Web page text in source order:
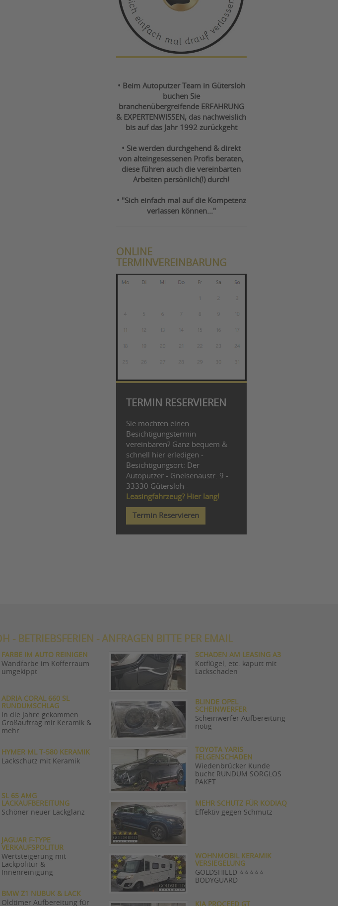
• Beim Autoputzer Team in Gütersloh
buchen Sie
branchenübergreifende ERFAHRUNG
& EXPERTENWISSEN, das nachweislich
bis auf das Jahr 1992 zurückgeht
• Sie werden durchgehend & direkt
von alteingesessenen Profis beraten,
diese führen auch die vereinbarten
Arbeiten persönlich(!) durch!
• "Sich einfach mal auf die Kompetenz
verlassen können..."
ONLINE
TERMINVEREINBARUNG
TERMIN RESERVIEREN
Sie möchten einen
Besichtigungstermin
vereinbaren? Ganz bequem &
schnell hier erledigen -
Besichtigungsort: Der
Autoputzer - Gneisenaustr. 9 -
33330 Gütersloh -
Leasingfahrzeug? Hier lang!
Termin Reservieren
- BETRIEBSFERIEN - ANFRAGEN BITTE PER EMAIL
FARBE IM AUTO REINIGEN
Wandfarbe im Kofferraum
umgekippt
ADRIA CORAL 660 SL
RUNDUMSCHLAG
In die Jahre gekommen:
Großauftrag mit Keramik &
mehr
HYMER ML T-580 KERAMIK
Lackschutz mit Keramik
SL 65 AMG
LACKAUFBEREITUNG
Schöner neuer Lackglanz
JAGUAR F-TYPE
VERKAUFSPOLITUR
Wertsteigerung mit
Lackpolitur &
Innenreinigung
BMW Z1 NUBUK & LACK
Oldtimer Aufbereitung für
SCHADEN AM LEASING A3
Kotflügel, etc. kaputt mit
Lackschaden
BLINDE OPEL
SCHEINWERFER
Scheinwerfer Aufbereitung
nötig
TOYOTA YARIS
FELGENSCHADEN
Wiedenbrücker Kunde
bucht RUNDUM SORGLOS
PAKET
MEHR SCHUTZ FÜR KODIAQ
Effektiv gegen Schmutz
WOHNMOBIL KERAMIK
VERSIEGELUNG
GOLDSHIELD ⭐️⭐️⭐️⭐️⭐️
BODYGUARD
KIA PROCEED GT